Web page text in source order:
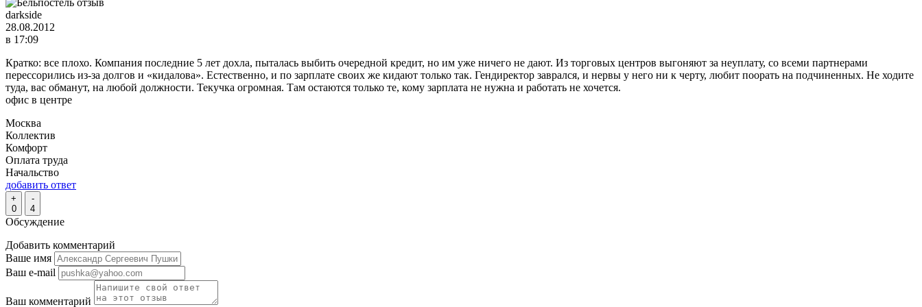
darkside
28.08.2012
в 17:09
Кратко: все плохо. Компания последние 5 лет дохла, пыталась выбить очередной кредит, но им уже ничего не дают. Из торговых центров выгоняют за неуплату, со всеми партнерами
перессорились из-за долгов и «кидалова». Естественно, и по зарплате своих же кидают только так. Гендиректор заврался, и нервы у него ни к черту, любит поорать на подчиненных. Не ходите
туда, вас обманут, на любой должности. Текучка огромная. Там остаются только те, кому зарплата не нужна и работать не хочется.
офис в центре
Москва
Коллектив
Комфорт
Оплата труда
Начальство
добавить ответ
+
0
-
4
Обсуждение
Добавить комментарий
Ваше имя
Ваш e-mail
Ваш комментарий